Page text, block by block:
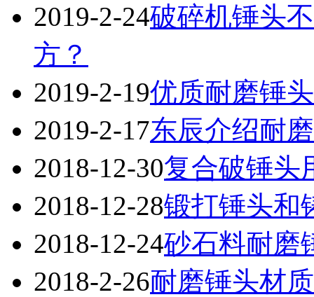
2019-2-24破碎机锤头
方？
2019-2-19优质耐磨锤
2019-2-17东辰介绍耐
2018-12-30复合破锤头
2018-12-28锻打锤头和
2018-12-24砂石料耐磨
2018-2-26耐磨锤头材